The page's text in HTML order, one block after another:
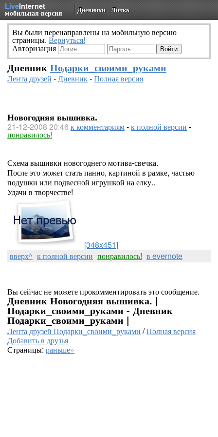
LiveInternet
мобильная версия Дневники Личка
Вы были перенаправлены на мобильную версию
страницы. Вернуться!
Авторизация
Дневник Подарки_своими_руками
Лента друзей -Дневник-Полная версия
Новогодняя вышивка.
21-12-2008 20:46 к комментариям-к полной версии -
понравилось!
Схема вышивки новогоднего мотива-свечка.
После это может стать панно, картиной в рамке, частью
подушки или подвесной игрушкой на елку..
Удачи в творчестве!
[348x451]
вверх^ к полной версии понравилось! в evernote
Вы сейчас не можете прокомментировать это сообщение.
Дневник Новогодняя вышивка. |
Подарки_своими_руками - Дневник
Подарки_своими_руками |
Лента друзей Подарки_своими_руками /Полная версия
Добавить в друзья
Страницы: раньше»